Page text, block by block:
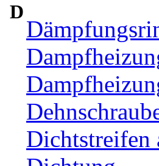
D
Dichtstreifen